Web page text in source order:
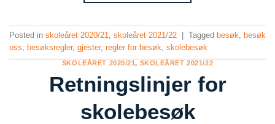
Posted in skoleåret 2020/21, skoleåret 2021/22 Tagged besøk, besøk
oss, besøksregler, gjester, regler for besøk, skolebesøk
SKOLEÅRET 2020/21, SKOLEÅRET 2021/22
Retningslinjer for
skolebesøk